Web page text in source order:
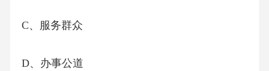
C、服务群众
D、办事公道